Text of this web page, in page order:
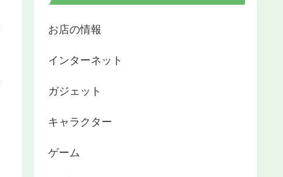
お店の情報
インターネット
ガジェット
キャラクター
ゲーム